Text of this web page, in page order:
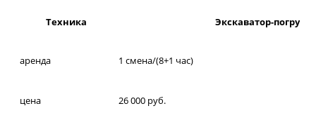
Техника Экскаватор-
аренда 1 смена/(8+1 час)
цена 26 000 руб.